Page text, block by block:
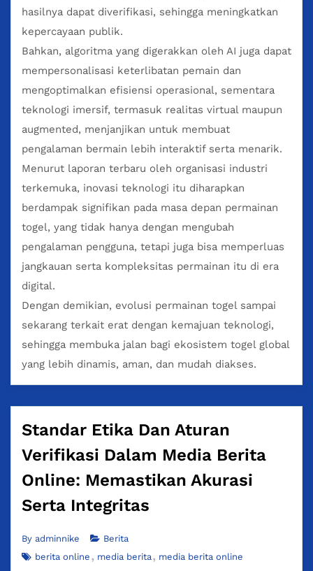
hasilnya dapat diverifikasi, sehingga meningkatkan
kepercayaan publik.
Bahkan, algoritma yang digerakkan oleh AI juga dapat
mempersonalisasi keterlibatan pemain dan
mengoptimalkan efisiensi operasional, sementara
teknologi imersif, termasuk realitas virtual maupun
augmented, menjanjikan untuk membuat
pengalaman bermain lebih interaktif serta menarik.
Menurut laporan terbaru oleh organisasi industri
terkemuka, inovasi teknologi itu diharapkan
berdampak signifikan pada masa depan permainan
togel, yang tidak hanya dengan mengubah
pengalaman pengguna, tetapi juga bisa memperluas
jangkauan serta kompleksitas permainan itu di era
digital.
Dengan demikian, evolusi permainan togel sampai
sekarang terkait erat dengan kemajuan teknologi,
sehingga membuka jalan bagi ekosistem togel global
yang lebih dinamis, aman, dan mudah diakses.
Standar Etika Dan Aturan
Verifikasi Dalam Media Berita
Online: Memastikan Akurasi
Serta Integritas
By adminnike
Berita
berita online
media berita media berita online